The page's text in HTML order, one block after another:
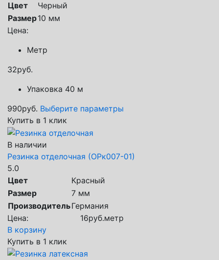
Цвет
Черный
Размер10 мм
Цена:
Метр
32руб.
Упаковка 40 м
990руб. Выберите параметры
Купить в 1 клик
В наличии
Резинка отделочная (ОРк007-01)
5.0
Цвет
Красный
Размер
7 мм
ПроизводительГермания
Цена:
16руб.метр
В корзину
Купить в 1 клик